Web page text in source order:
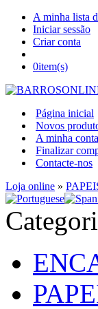
A minha lista
Iniciar sessão
Criar conta
0item(s)
Página inicial
Novos
A minha conta
Finalizar
Contacte-nos
Loja online »